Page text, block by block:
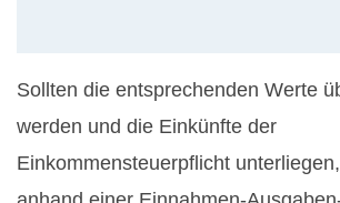
Sollten die entsprechenden Werte
werden und die Einkünfte der
Einkommensteuerpflicht